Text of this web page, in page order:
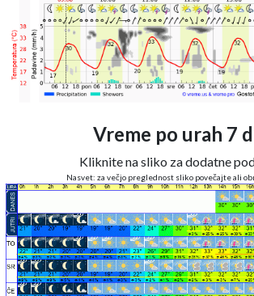
Vreme po urah 7
Kliknite na sliko za dodatne
Nasvet: za večjo preglednost sliko povečajte ali